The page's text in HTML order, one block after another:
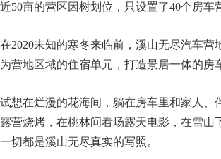
近50亩的营区因树划位，只设置了40个房车
在2020未知的寒冬来临前，溪山无尽汽车
为营地区域的住宿单元，打造景居一体的房
试想在烂漫的花海间，躺在房车里和家人
露营烧烤，在桃林间看场露天电影，在雪
一切都是溪山无尽真实的写照。